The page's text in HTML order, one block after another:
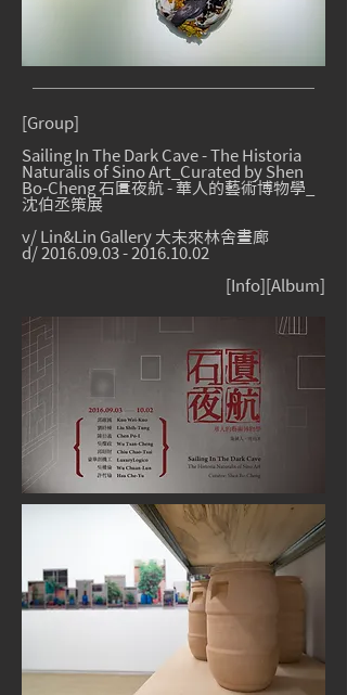
[Group]
Sailing In The Dark Cave - The Historia
Naturalis of Sino Art_Curated by Shen
Bo-Cheng 石匱夜航 - 華人的藝術博物學_
沈伯丞策展
v/ Lin&Lin Gallery 大未來林舍畫廊
d/ 2016.09.03 - 2016.10.02
Info Album